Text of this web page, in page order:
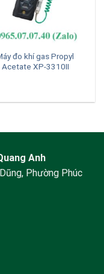
đo khí gas Propyl
Acetate XP-3310II
Anh
Phường Phúc